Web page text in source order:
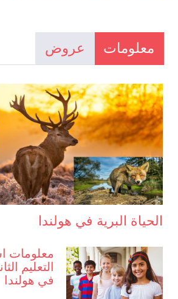
معلومات عروض
الحياة البرية في هولندا
معلومات
التعليم
في هولندا